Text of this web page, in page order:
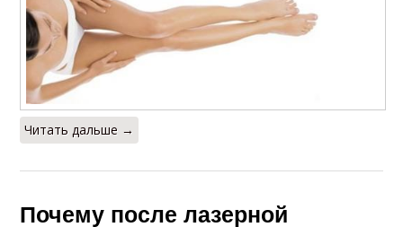
Читать дальше →
Почему после лазерной